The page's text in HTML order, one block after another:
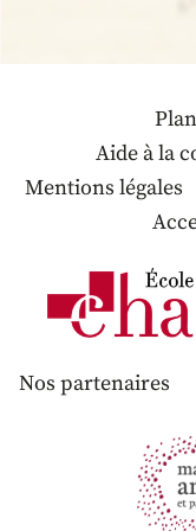
Aide à la
Mentions légales
Nos partenaires